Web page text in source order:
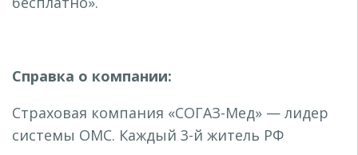
Справка о компании:
Страховая компания «СОГАЗ-Мед» — лидер
системы ОМС. Каждый 3-й житель РФ